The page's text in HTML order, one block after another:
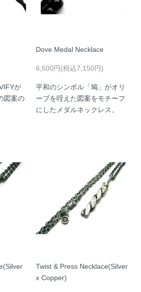
が
図案の
Dove Medal Necklace
6,500円(税込7,150円)
平和のシンボル「鳩」がオリ
ーブを咥えた図案をモチーフ
にしたメダルネックレス。
Twist & Press Necklace(Silver
x Copper)